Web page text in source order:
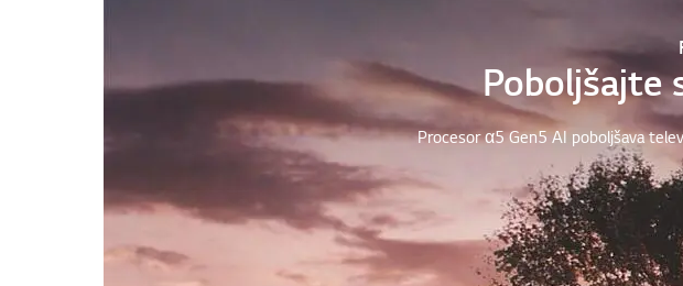
Poboljšajte
Procesor α5 Gen5 AI poboljšava